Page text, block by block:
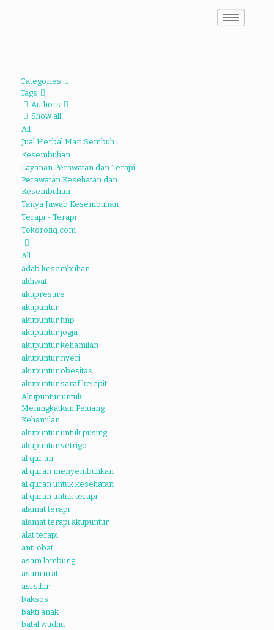
Categories
Tags
Authors
Show all
All
Jual Herbal Mari Sembuh
Kesembuhan
Layanan Perawatan dan Terapi
Perawatan Kesehatan dan
Kesembuhan
Tanya Jawab Kesembuhan
Terapi - Terapi
Tokorofiq.com
All
adab kesembuhan
akhwat
akupresure
akupuntur
akupuntur hnp
akupuntur jogja
akupuntur kehamilan
akupuntur nyeri
akupuntur obesitas
akupuntur saraf kejepit
Akupuntur untuk
Meningkatkan Peluang
Kehamilan
akupuntur untuk pusing
akupuntur vetrigo
al qur'an
al quran menyembuhkan
al quran untuk kesehatan
al quran untuk terapi
alamat terapi
alamat terapi akupuntur
alat terapi
anti obat
asam lambung
asam urat
asi sihir
baksos
bakti anak
batal wudhu